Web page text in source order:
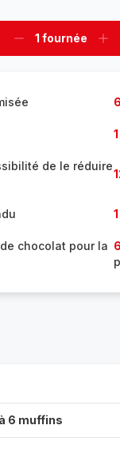
Supprimer
1 fournée
1
de le réduire
1
chocolat pour la 6
6 muffins